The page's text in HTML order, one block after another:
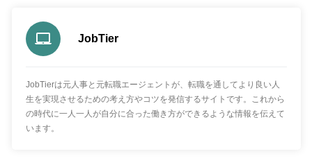
JobTier
JobTierは元人事と元転職エージェントが、転職を通してより良い人
生を実現させるための考え方やコツを発信するサイトです。これから
の時代に一人一人が自分に合った働き方ができるような情報を伝えて
います。